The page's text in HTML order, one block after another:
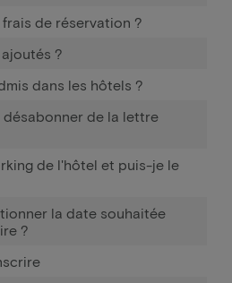
de réservation ?
?
dans les hôtels ?
de la lettre
de l'hôtel et puis-je le
la date souhaitée
?